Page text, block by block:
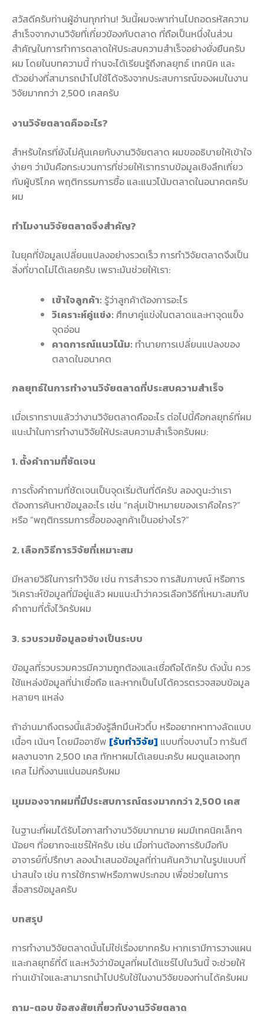
สวัสดีครับท่านผู้อ่านทุกท่าน! วันนี้ผมจะพาท่านไปถอดรหัสความ
สำเร็จจากงานวิจัยที่เกี่ยวข้องกับตลาด ที่ถือเป็นหนึ่งในส่วน
สำคัญในการทำการตลาดให้ประสบความสำเร็จอย่างยั่งยืนครับ
ผม โดยในบทความนี้ ท่านจะได้เรียนรู้ถึงกลยุทธ์ เทคนิค และ
ตัวอย่างที่สามารถนำไปใช้ได้จริงจากประสบการณ์ของผมในงาน
วิจัยมากกว่า 2,500 เคสครับ
งานวิจัยตลาดคืออะไร?
สำหรับใครที่ยังไม่คุ้นเคยกับงานวิจัยตลาด ผมขออธิบายให้เข้าใจ
ง่ายๆ ว่ามันคือกระบวนการที่ช่วยให้เราทราบข้อมูลเชิงลึกเกี่ยว
กับผู้บริโภค พฤติกรรมการซื้อ และแนวโน้มตลาดในอนาคตครับ
ผม
ทำไมงานวิจัยตลาดจึงสำคัญ?
ในยุคที่ข้อมูลเปลี่ยนแปลงอย่างรวดเร็ว การทำวิจัยตลาดจึงเป็น
สิ่งที่ขาดไม่ได้เลยครับ เพราะมันช่วยให้เรา:
เข้าใจลูกค้า: รู้ว่าลูกค้าต้องการอะไร
วิเคราะห์คู่แข่ง: ศึกษาคู่แข่งในตลาดและหาจุดแข็ง
จุดอ่อน
คาดการณ์แนวโน้ม: ทำนายการเปลี่ยนแปลงของ
ตลาดในอนาคต
กลยุทธ์ในการทำงานวิจัยตลาดที่ประสบความสำเร็จ
เมื่อเราทราบแล้วว่างานวิจัยตลาดคืออะไร ต่อไปนี้คือกลยุทธ์ที่ผม
แนะนำในการทำงานวิจัยให้ประสบความสำเร็จครับผม:
1. ตั้งคำถามที่ชัดเจน
การตั้งคำถามที่ชัดเจนเป็นจุดเริ่มต้นที่ดีครับ ลองดูนะว่าเรา
ต้องการค้นหาข้อมูลอะไร เช่น “กลุ่มเป้าหมายของเราคือใคร?”
หรือ “พฤติกรรมการซื้อของลูกค้าเป็นอย่างไร?”
2. เลือกวิธีการวิจัยที่เหมาะสม
มีหลายวิธีในการทำวิจัย เช่น การสำรวจ การสัมภาษณ์ หรือการ
วิเคราะห์ข้อมูลที่มีอยู่แล้ว ผมแนะนำว่าควรเลือกวิธีที่เหมาะสมกับ
คำถามที่ตั้งไว้ครับผม
3. รวบรวมข้อมูลอย่างเป็นระบบ
ข้อมูลที่รวบรวมควรมีความถูกต้องและเชื่อถือได้ครับ ดังนั้น ควร
ใช้แหล่งข้อมูลที่น่าเชื่อถือ และหากเป็นไปได้ควรตรวจสอบข้อมูล
หลายๆ แหล่ง
ถ้าอ่านมาถึงตรงนี้แล้วยังรู้สึกมึนหัวตึ้บ หรืออยากหาทางลัดแบบ
เนื้อๆ เน้นๆ โดยมืออาชีพ [รับทำวิจัย] แบบที่จบงานไว การันตี
ผลงานจาก 2,500 เคส ทักหาผมได้เลยนะครับ ผมดูแลเองทุก
เคส ไม่ทิ้งงานแน่นอนครับผม
มุมมองจากผมที่มีประสบการณ์ตรงมากกว่า 2,500 เคส
ในฐานะที่ผมได้รับโอกาสทำงานวิจัยมากมาย ผมมีเทคนิคเล็กๆ
น้อยๆ ที่อยากจะแชร์ให้ครับ เช่น เมื่อท่านต้องการรับมือกับ
อาจารย์ที่ปรึกษา ลองนำเสนอข้อมูลที่ท่านค้นคว้ามาในรูปแบบที่
น่าสนใจ เช่น การใช้กราฟหรือภาพประกอบ เพื่อช่วยในการ
สื่อสารข้อมูลครับ
บทสรุป
การทำงานวิจัยตลาดนั้นไม่ใช่เรื่องยากครับ หากเรามีการวางแผน
และกลยุทธ์ที่ดี และหวังว่าข้อมูลที่ผมได้แชร์ไปในวันนี้ จะช่วยให้
ท่านเข้าใจและสามารถนำไปปรับใช้ในงานวิจัยของท่านได้ครับผม
ถาม-ตอบ ข้อสงสัยเกี่ยวกับงานวิจัยตลาด